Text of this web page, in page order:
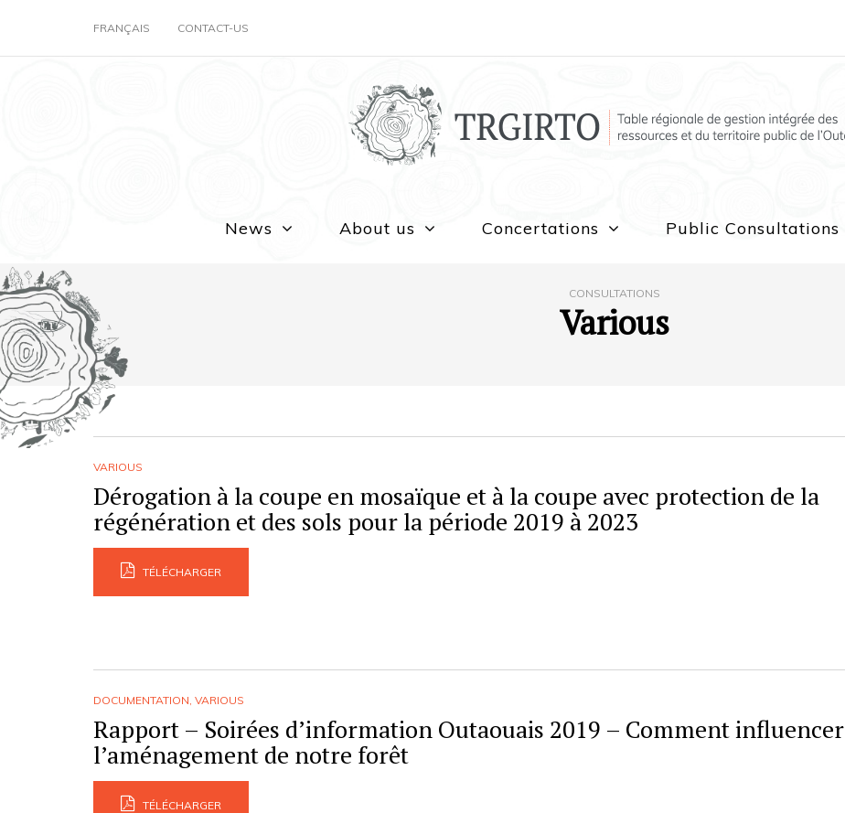
FRANÇAIS CONTACT-US
News About us Concertations Public Consultations
CONSULTATIONS
Various
VARIOUS
Dérogation à la coupe en mosaïque et à la coupe avec protection de la
régénération et des sols pour la période 2019 à 2023
TÉLÉCHARGER
DOCUMENTATION, VARIOUS
Rapport – Soirées d’information Outaouais 2019 – Comment influencer
l’aménagement de notre forêt
TÉLÉCHARGER